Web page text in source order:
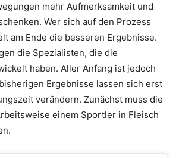
mehr Aufmerksamkeit und
Wer sich auf den Prozess
am Ende die besseren Ergebnisse.
die Spezialisten, die die
haben. Aller Anfang ist jedoch
Ergebnisse lassen sich erst
verändern. Zunächst muss die
einem Sportler in Fleisch